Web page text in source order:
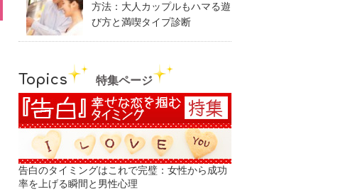
方法：大人カップルもハマる遊
び方と満喫タイプ診断
Topics 特集ページ
告白のタイミングはこれで完璧：女性から成功
率を上げる瞬間と男性心理